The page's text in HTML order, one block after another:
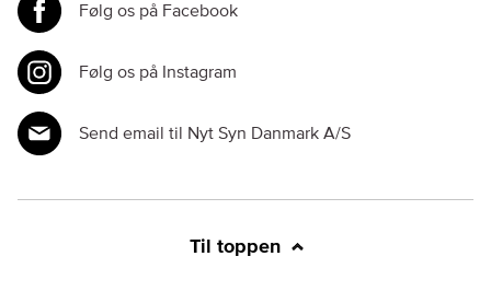
Følg os på Facebook
Følg os på Instagram
Send email til Nyt Syn Danmark A/S
Til toppen